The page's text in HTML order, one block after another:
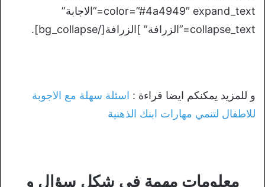
color=”#4a4949″ expand_text=”الاجابة”
collapse_text=”الزرافة” ]الزرافة[/bg_collapse].
و للمزيد يمكنكم ايضا قراءة : اسئلة سهلة مع الاجوبة
للاطفال لتنمي مهارات ابنك الذهنية
معلومات مهمة في شكل سؤال و